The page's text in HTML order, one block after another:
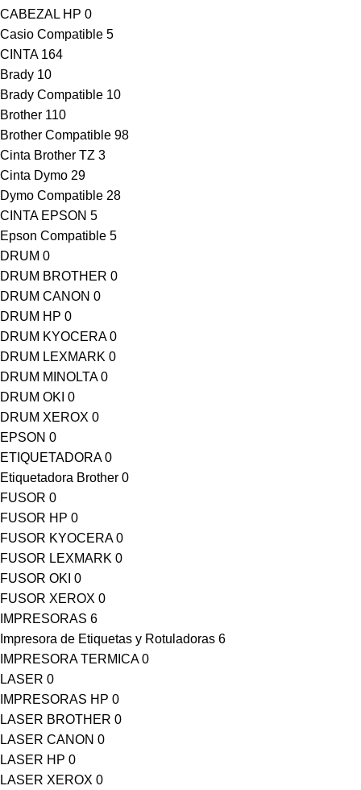
CABEZAL HP 0
Casio Compatible 5
CINTA 164
Brady 10
Brady Compatible 10
Brother 110
Brother Compatible 98
Cinta Brother TZ 3
Cinta Dymo 29
Dymo Compatible 28
CINTA EPSON 5
Epson Compatible 5
DRUM 0
DRUM BROTHER 0
DRUM CANON 0
DRUM HP 0
DRUM KYOCERA 0
DRUM LEXMARK 0
DRUM MINOLTA 0
DRUM OKI 0
DRUM XEROX 0
EPSON 0
ETIQUETADORA 0
Etiquetadora Brother 0
FUSOR 0
FUSOR HP 0
FUSOR KYOCERA 0
FUSOR LEXMARK 0
FUSOR OKI 0
FUSOR XEROX 0
IMPRESORAS 6
Impresora de Etiquetas y Rotuladoras 6
IMPRESORA TERMICA 0
LASER 0
IMPRESORAS HP 0
LASER BROTHER 0
LASER CANON 0
LASER HP 0
LASER XEROX 0